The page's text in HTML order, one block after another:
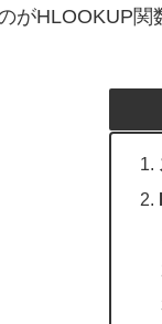
がHLOOKUP